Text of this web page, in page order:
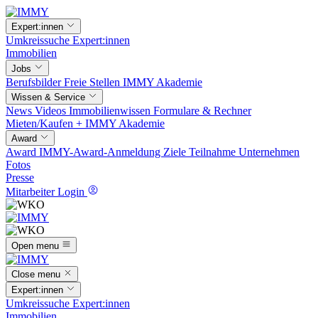
Expert:innen
Umkreissuche Expert:innen
Immobilien
Jobs
BerufsbilderFreie Stellen IMMY Akademie
Wissen & Service
News Videos Immobilienwissen Formulare & Rechner
Mieten/Kaufen + IMMY Akademie
Award
Award IMMY-Award-Anmeldung Ziele Teilnahme Unternehmen
Fotos
Presse
Mitarbeiter Login
Open menu
Close menu
Expert:innen
Umkreissuche Expert:innen